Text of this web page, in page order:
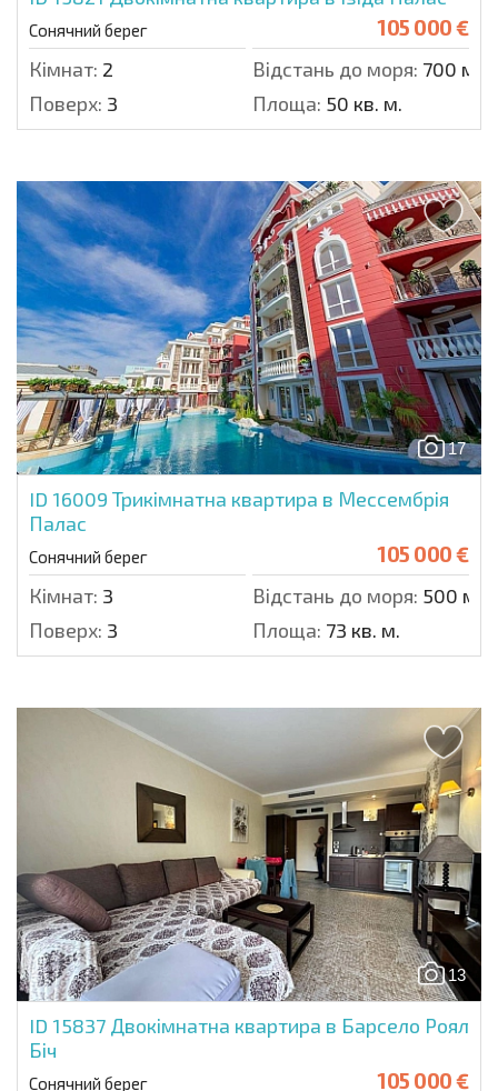
Сонячний берег 105 000 €
Кімнат: 2 Відстань до моря: 700 м.
Поверх: 3 Площа: 50 кв. м.
17
ID 16009 Трикімнатна квартира в Мессембрія
Палас
Сонячний берег 105 000 €
Кімнат: 3 Відстань до моря: 500 м.
Поверх: 3 Площа: 73 кв. м.
13
ID 15837 Двокімнатна квартира в Барсело Роял
Біч
Сонячний берег 105 000 €